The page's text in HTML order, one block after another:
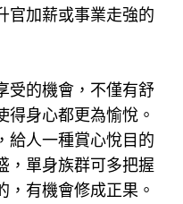
官加薪或事業走強的
受的機會，不僅有舒
得身心都更為愉悅。
給人一種賞心悅目的
，單身族群可多把握
，有機會修成正果。